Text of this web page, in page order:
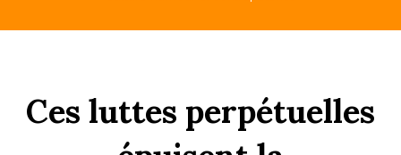
Ces luttes perpétuelles